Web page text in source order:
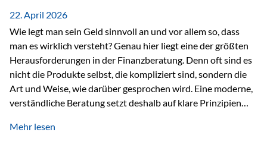
22. April 2026
Wie legt man sein Geld sinnvoll an und vor allem so, dass
man es wirklich versteht? Genau hier liegt eine der größten
Herausforderungen in der Finanzberatung. Denn oft sind es
nicht die Produkte selbst, die kompliziert sind, sondern die
Art und Weise, wie darüber gesprochen wird. Eine moderne,
verständliche Beratung setzt deshalb auf klare Prinzipien
fünf zentrale Faktoren: eine saubere Struktur, breite
Mehr lesen